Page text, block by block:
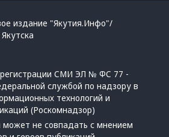
издание "Якутия.Инфо"/
СМИ ЭЛ № ФС 77 -
службой по надзору в
технологий и
(Роскомнадзор)
не совпадать с мнением